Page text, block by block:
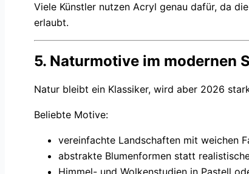
Viele Künstler nutzen Acryl genau dafür, da
erlaubt.
5. Naturmotive im modernen
Natur bleibt ein Klassiker, wird aber 2026
Beliebte Motive:
vereinfachte Landschaften mit weichen
abstrakte Blumenformen statt